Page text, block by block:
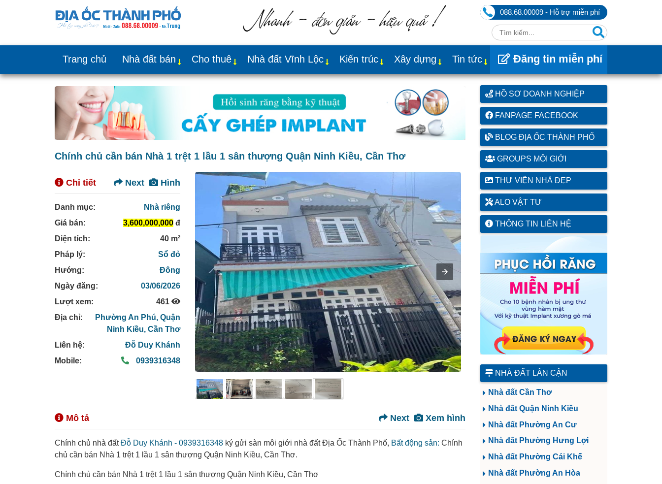
088.68.00009 - Hỗ trợ miễn phí
Trang chủ Nhà đất bán Cho thuê Nhà đất Vĩnh Lộc Kiến trúc Xây dựng Tin tức Đăng tin miễn phí
Chính chủ cần bán Nhà 1 trệt 1 lầu 1 sân thượng Quận Ninh Kiều, Cần Thơ
Chi tiết Hình
Next
Danh mục:
Nhà riêng
Giá bán:
3,600,000,000 đ
Diện tích:
40 m²
Pháp lý:
Sổ đỏ
Hướng:
Đông
Ngày đăng:
03/06/2026
Lượt xem:
461
Địa chỉ:
Phường An Phú,Quận
Ninh Kiều,Cần Thơ
Liên hệ:
Đỗ Duy Khánh
Mobile:
0939316348
Mô tả Xem hình
Next
Chính chủ nhà đấtĐỗ Duy Khánh - 0939316348 ký gửi sàn môi giới nhà đất Địa Ốc Thành Phố, Bất động sản: Chính
chủ cần bán Nhà 1 trệt 1 lầu 1 sân thượng Quận Ninh Kiều, Cần Thơ.
Chính chủ cần bán Nhà 1 trệt 1 lầu 1 sân thượng Quận Ninh Kiều, Cần Thơ
HỒ SƠ DOANH NGHIỆP
FANPAGE FACEBOOK
BLOG ĐỊA ỐC THÀNH PHỐ
GROUPS MÔI GIỚI
THƯ VIỆN NHÀ ĐẸP
ALO VẬT TƯ
THÔNG TIN LIÊN HỆ
NHÀ ĐẤT LÂN CẬN
Nhà đất Cần Thơ
Nhà đất Quận Ninh Kiều
Nhà đất Phường An Cư
Nhà đất Phường Hưng Lợi
Nhà đất Phường Cái Khế
Nhà đất Phường An Hòa